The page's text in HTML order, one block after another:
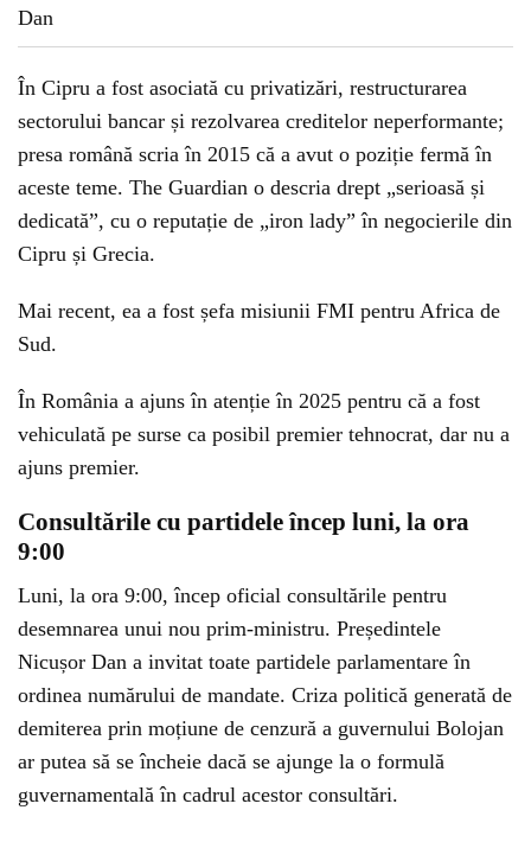
În Cipru a fost asociată cu privatizări, restructurarea
sectorului bancar și rezolvarea creditelor neperformante;
presa română scria în 2015 că a avut o poziție fermă în
aceste teme. The Guardian o descria drept „serioasă și
dedicată”, cu o reputație de „iron lady” în negocierile din
Cipru și Grecia.
Mai recent, ea a fost șefa misiunii FMI pentru Africa de
Sud.
În România a ajuns în atenție în 2025 pentru că a fost
vehiculată pe surse ca posibil premier tehnocrat, dar nu a
ajuns premier.
Consultările cu partidele încep luni, la ora
9:00
Luni, la ora 9:00, încep oficial consultările pentru
desemnarea unui nou prim-ministru. Președintele
Nicușor Dan a invitat toate partidele parlamentare în
ordinea numărului de mandate. Criza politică generată de
demiterea prin moțiune de cenzură a guvernului Bolojan
ar putea să se încheie dacă se ajunge la o formulă
guvernamentală în cadrul acestor consultări.